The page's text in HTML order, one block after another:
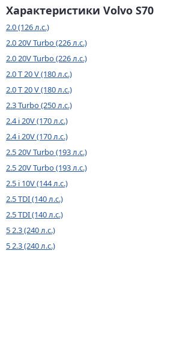
Характеристики Volvo S70
2.0 (126 л.с.)
2.0 20V Turbo (226 л.с.)
2.0 20V Turbo (226 л.с.)
2.0 T 20 V (180 л.с.)
2.0 T 20 V (180 л.с.)
2.3 Turbo (250 л.с.)
2.4 i 20V (170 л.с.)
2.4 i 20V (170 л.с.)
2.5 20V Turbo (193 л.с.)
2.5 20V Turbo (193 л.с.)
2.5 i 10V (144 л.с.)
2.5 TDI (140 л.с.)
2.5 TDI (140 л.с.)
5 2.3 (240 л.с.)
5 2.3 (240 л.с.)